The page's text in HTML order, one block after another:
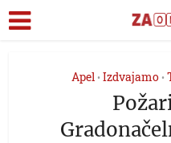
Apel • Izdvajamo •